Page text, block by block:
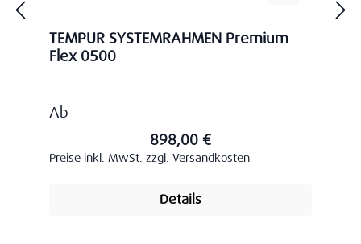
TEMPUR SYSTEMRAHMEN Premium
Flex 0500
Regulärer Preis:
Ab
898,00 €
Preise inkl. MwSt. zzgl. Versandkosten
Details